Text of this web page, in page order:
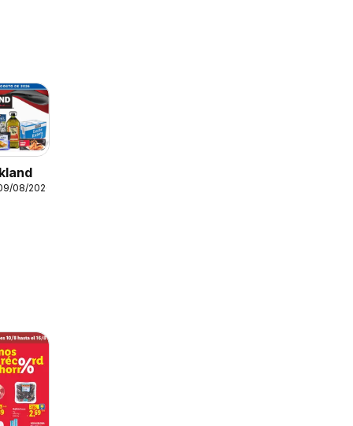
08/2026